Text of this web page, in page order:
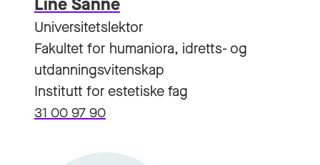
Universitetslektor
Fakultet for humaniora, idretts- og
utdanningsvitenskap
Institutt for estetiske fag
31 00 97 90